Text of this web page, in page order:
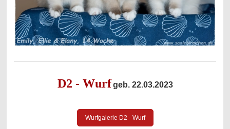
D2 - Wurf geb. 22.03.2023
Wurfgalerie D2 - Wurf